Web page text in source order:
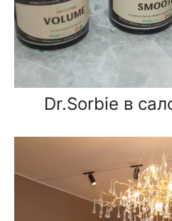
Dr.Sorbie в